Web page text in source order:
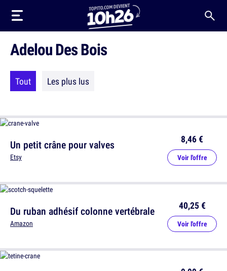
Adelou Des Bois
Tout Les plus lus
Un petit crâne pour valves
Etsy
8,46 €
Voir l'offre
Du ruban adhésif colonne vertébrale
Amazon
40,25 €
Voir l'offre